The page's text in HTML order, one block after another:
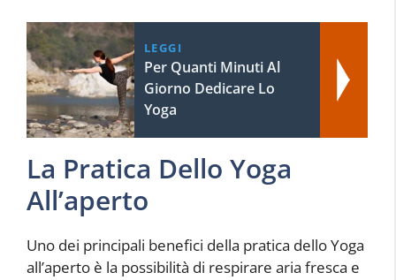
LEGGI
Per Quanti Minuti Al
Giorno Dedicare Lo
Yoga
La Pratica Dello Yoga
All’aperto
Uno dei principali benefici della pratica dello Yoga
all’aperto è la possibilità di respirare aria fresca e